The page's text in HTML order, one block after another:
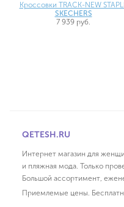
Кроссовки TRACK-NEW
SKECHERS
7 939 руб.
QETESH.RU
Интернет магазин для
и пляжная мода. Только
Большой ассортимент,
Приемлемые цены.